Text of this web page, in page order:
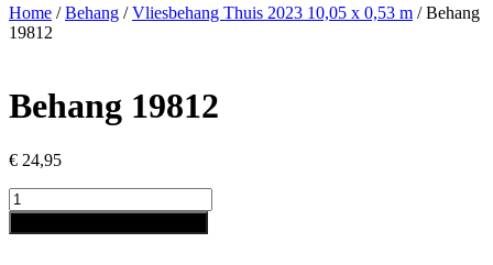
Home /Behang /Vliesbehang Thuis 2023 10,05 x 0,53 m / Behang
19812
Behang 19812
€ 24,95
Behang
19812
aantal